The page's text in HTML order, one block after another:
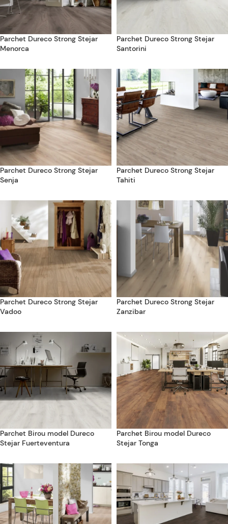
Parchet Dureco Strong Stejar
Menorca
Parchet Dureco Strong Stejar
Santorini
Parchet Dureco Strong Stejar
Senja
Parchet Dureco Strong Stejar
Tahiti
Parchet Dureco Strong Stejar
Vadoo
Parchet Dureco Strong Stejar
Zanzibar
Parchet Birou model Dureco
Stejar Fuerteventura
Parchet Birou model Dureco
Stejar Tonga